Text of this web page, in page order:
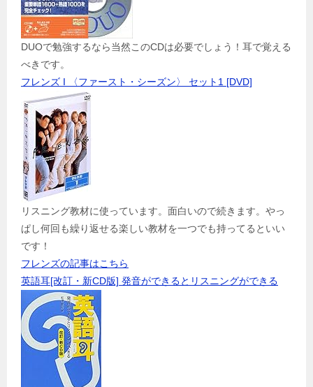
DUOで勉強するなら当然このCDは必要でしょう！耳で覚える
べきです。
フレンズ I 〈ファースト・シーズン〉 セット1 [DVD]
リスニング教材に使っています。面白いので続きます。やっ
ぱし何回も繰り返せる楽しい教材を一つでも持ってるといい
です！
フレンズの記事はこちら
英語耳[改訂・新CD版] 発音ができるとリスニングができる